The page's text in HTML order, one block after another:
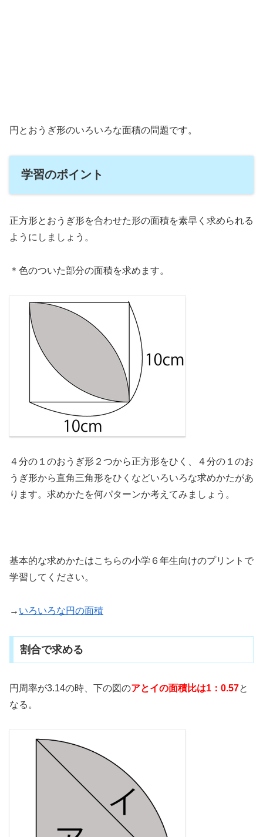
円とおうぎ形のいろいろな面積の問題です。
学習のポイント
正方形とおうぎ形を合わせた形の面積を素早く求められる
ようにしましょう。
＊色のついた部分の面積を求めます。
４分の１のおうぎ形２つから正方形をひく、４分の１のお
うぎ形から直角三角形をひくなどいろいろな求めかたがあ
ります。求めかたを何パターンか考えてみましょう。
基本的な求めかたはこちらの小学６年生向けのプリントで
学習してください。
→ いろいろな円の面積
割合で求める
円周率が3.14の時、下の図のアとイの面積比は1：0.57と
なる。